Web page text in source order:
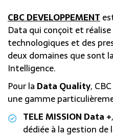
CBC DEVELOPPEMENT
Data qui conçoit et
technologiques et des
deux domaines que sont
Intelligence.
Pour la Data Quality,
une gamme
TELE MISSION Data +
dédiée à la gestion de